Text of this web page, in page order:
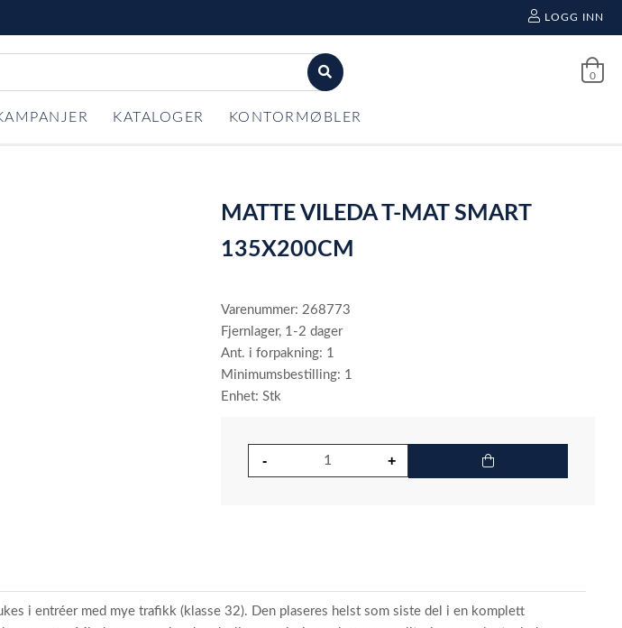
LOGG INN
0
KATALOGER KONTORMØBLER
MATTE VILEDA T-MAT SMART
135X200CM
Varenummer: 268773
Fjernlager, 1-2 dager
Ant. i forpakning: 1
Minimumsbestilling: 1
Enhet: Stk
i entréer med mye trafikk (klasse 32). Den plaseres helst som siste del i en komplett